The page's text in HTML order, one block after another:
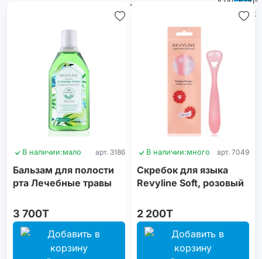
как в России, так
и за ее
В наличии:мало арт. 3186
Бальзам для полости
рта Лечебные травы
3 700T
В наличии:много арт. 7049
Скребок для языка
Revyline Soft, розовый
2 200T